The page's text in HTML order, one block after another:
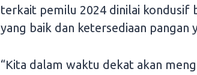
terkait pemilu 2024 dinilai kondusif
yang baik dan ketersediaan pangan
“Kita dalam waktu dekat akan